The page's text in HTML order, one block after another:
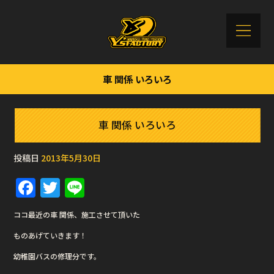
車 関係 いろいろ
車 関係 いろいろ
投稿日 2013年5月30日
F
a
c
e
b
T
w
it
te
r
n
e
ココ最近の車 関係、施工させて頂いた
ものあげていきます！
幼稚園バスの修理分です。